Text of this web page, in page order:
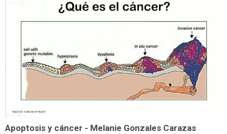
Apoptosis y cáncer - Melanie Gonzales Carazas